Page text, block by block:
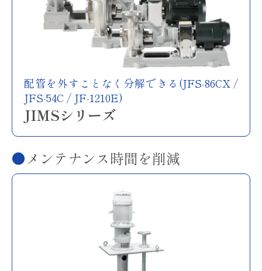
配管を外すことなく分解できる(JFS-86CX /
JFS-54C / JF-1210E)
JIMSシリーズ
メンテナンス時間を削減